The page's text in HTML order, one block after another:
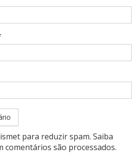
para reduzir spam. Saiba
comentários são processados.